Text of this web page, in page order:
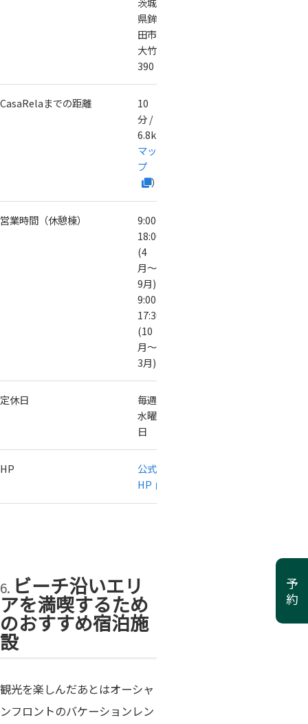
県鉾
田市
大竹
390
CasaRelaまでの距離
10
分 /
6.8km（
マッ
プ
）
営業時間（休憩棟）
9:00〜
18:00
(4
月〜
9月)
9:00〜
17:30
(10
月〜
3月)
定休日
毎週
水曜
日
HP
公式
HP
ビーチ沿いエリ
アを満喫するため
のおすすめ宿泊施
設
観光を楽しんだあとはオーシャ
ンフロントのバケーションレン
予約